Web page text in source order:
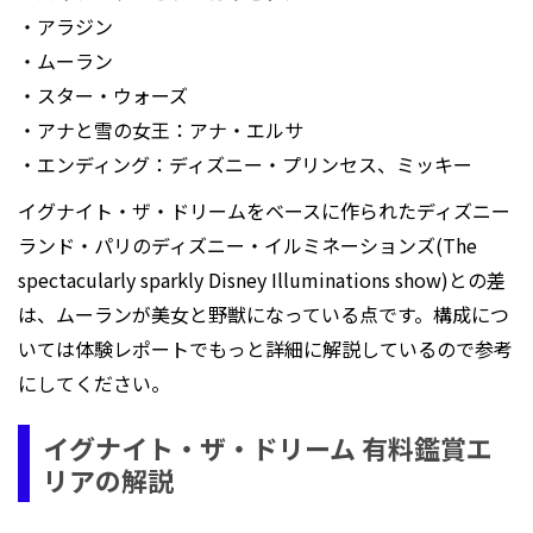
・アラジン
・ムーラン
・スター・ウォーズ
・アナと雪の女王：アナ・エルサ
・エンディング：ディズニー・プリンセス、ミッキー
イグナイト・ザ・ドリームをベースに作られたディズニー
ランド・パリのディズニー・イルミネーションズ(The
spectacularly sparkly Disney Illuminations show)との差
は、ムーランが美女と野獣になっている点です。構成につ
いては体験レポートでもっと詳細に解説しているので参考
にしてください。
イグナイト・ザ・ドリーム 有料鑑賞エ
リアの解説